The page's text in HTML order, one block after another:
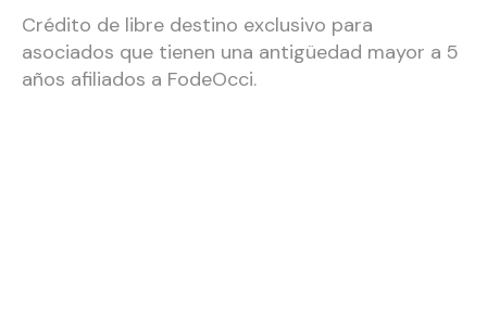
Crédito de libre destino exclusivo para
asociados que tienen una antigüedad mayor a 5
años afiliados a FodeOcci.